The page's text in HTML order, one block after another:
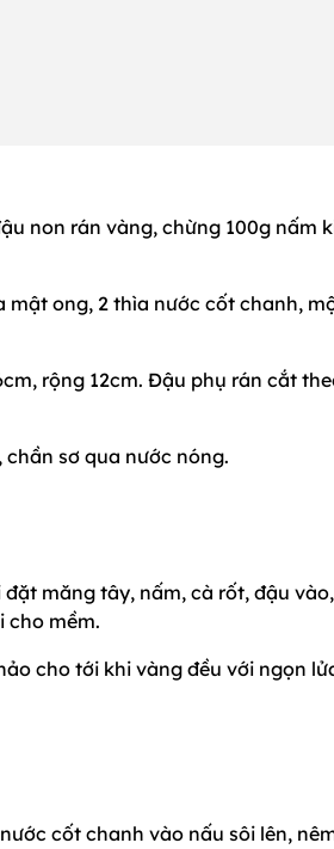
non rán vàng, chừng 100g nấm
mật ong, 2 thìa nước cốt chanh,
rộng 12cm. Đậu phụ rán cắt
sơ qua nước nóng.
măng tây, nấm, cà rốt, đậu vào,
cho mềm.
cho tới khi vàng đều với ngọn
cốt chanh vào nấu sôi lên,